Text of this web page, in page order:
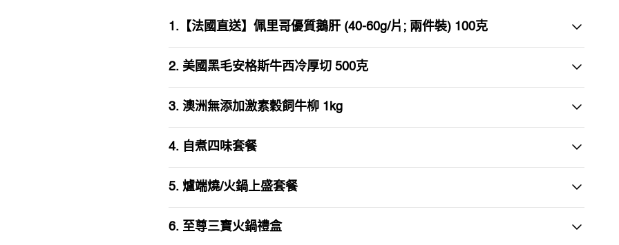
1.【法國直送】佩里哥優質鵝肝 (40-60g/片; 兩件裝) 100克
2. 美國黑毛安格斯牛西冷厚切 500克
3. 澳洲無添加激素穀飼牛柳 1kg
4. 自煮四味套餐
5. 爐端燒/火鍋上盛套餐
6. 至尊三寶火鍋禮盒